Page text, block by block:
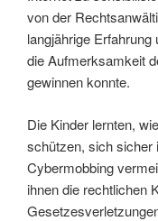
von der
langjährige
die Aufmerksamkeit
gewinnen konnte.
Die Kinder lernten,
schützen, sich sicher
Cybermobbing
ihnen die rechtlichen